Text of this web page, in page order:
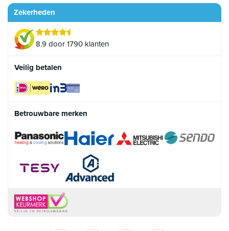
Zekerheden
8.9 door 1790 klanten
Veilig betalen
Betrouwbare merken